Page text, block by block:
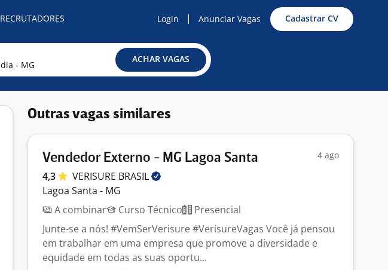
RECRUTADORES Login Anunciar Vagas Cadastrar CV
ACHAR VAGAS
Outras vagas similares
Vendedor Externo - MG Lagoa Santa 4 ago
4,3 VERISURE BRASIL
Lagoa Santa - MG
A combinar
Curso Técnico
Presencial
Junte-se a nós! #VemSerVerisure #VerisureVagas Você já pensou
em trabalhar em uma empresa que promove a diversidade e
equidade em todas as suas oportu...